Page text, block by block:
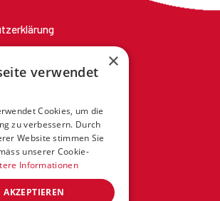
×
verwendet
Cookies, um die
zu verbessern. Durch
Website stimmen Sie
unserer Cookie-
Informationen
AKZEPTIEREN